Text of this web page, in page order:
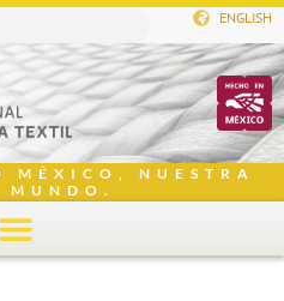
ENGLISH
MÉXICO, NUESTRA
MUNDO.